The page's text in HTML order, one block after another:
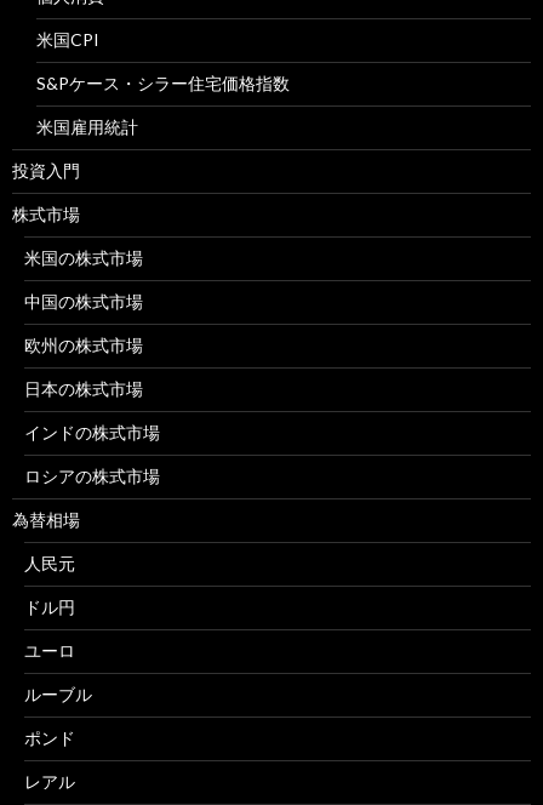
米国CPI
S&Pケース・シラー住宅価格指数
米国雇用統計
投資入門
株式市場
米国の株式市場
中国の株式市場
欧州の株式市場
日本の株式市場
インドの株式市場
ロシアの株式市場
為替相場
人民元
ドル円
ユーロ
ルーブル
ポンド
レアル